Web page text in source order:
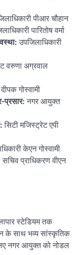
पीआर चौहान
पारितोष वर्मा
उपजिलाधिकारी
वरुणा अग्रवाल
गोस्वामी
प्रसार: नगर आयुक्त
सिटी मजिस्ट्रेट एपी
केएन गोस्वामी
सचिव प्राधिकरण वीएन
स्टेडियम तक
के साथ भव्य सांस्कृतिक
नगर आयुक्त को नोडल